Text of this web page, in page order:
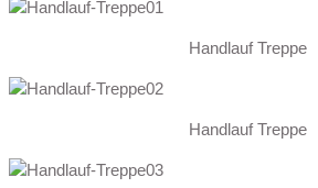
Handlauf Treppe
Handlauf Treppe